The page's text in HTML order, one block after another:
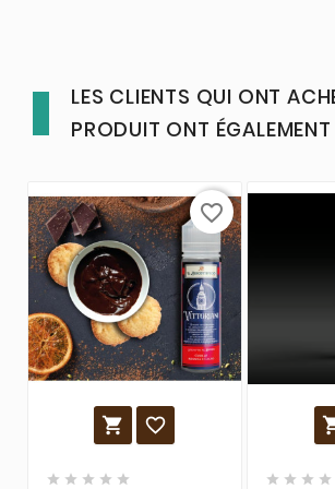
LES CLIENTS QUI ONT
PRODUIT ONT
 
    
favorite_border
   